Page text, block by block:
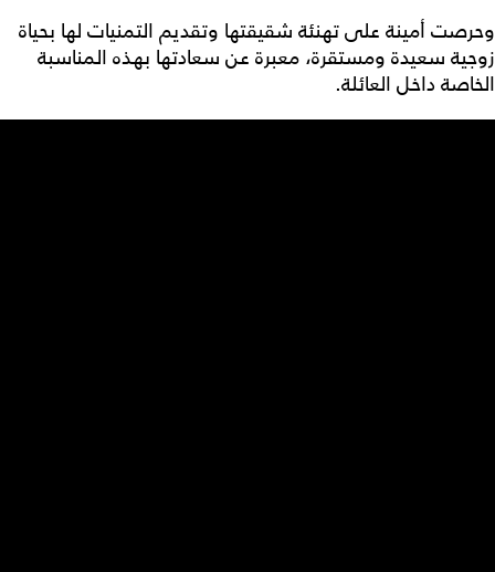
وحرصت أمينة على تهنئة شقيقتها وتقديم التمنيات لها بحياة
زوجية سعيدة ومستقرة، معبرة عن سعادتها بهذه المناسبة
الخاصة داخل العائلة.